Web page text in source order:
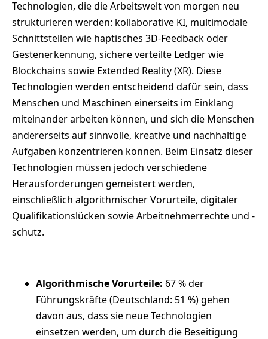
Technologien, die die Arbeitswelt von morgen neu
strukturieren werden: kollaborative KI, multimodale
Schnittstellen wie haptisches 3D-Feedback oder
Gestenerkennung, sichere verteilte Ledger wie
Blockchains sowie Extended Reality (XR). Diese
Technologien werden entscheidend dafür sein, dass
Menschen und Maschinen einerseits im Einklang
miteinander arbeiten können, und sich die Menschen
andererseits auf sinnvolle, kreative und nachhaltige
Aufgaben konzentrieren können. Beim Einsatz dieser
Technologien müssen jedoch verschiedene
Herausforderungen gemeistert werden,
einschließlich algorithmischer Vorurteile, digitaler
Qualifikationslücken sowie Arbeitnehmerrechte und -
schutz.
Algorithmische Vorurteile: 67 % der
Führungskräfte (Deutschland: 51 %) gehen
davon aus, dass sie neue Technologien
einsetzen werden, um durch die Beseitigung